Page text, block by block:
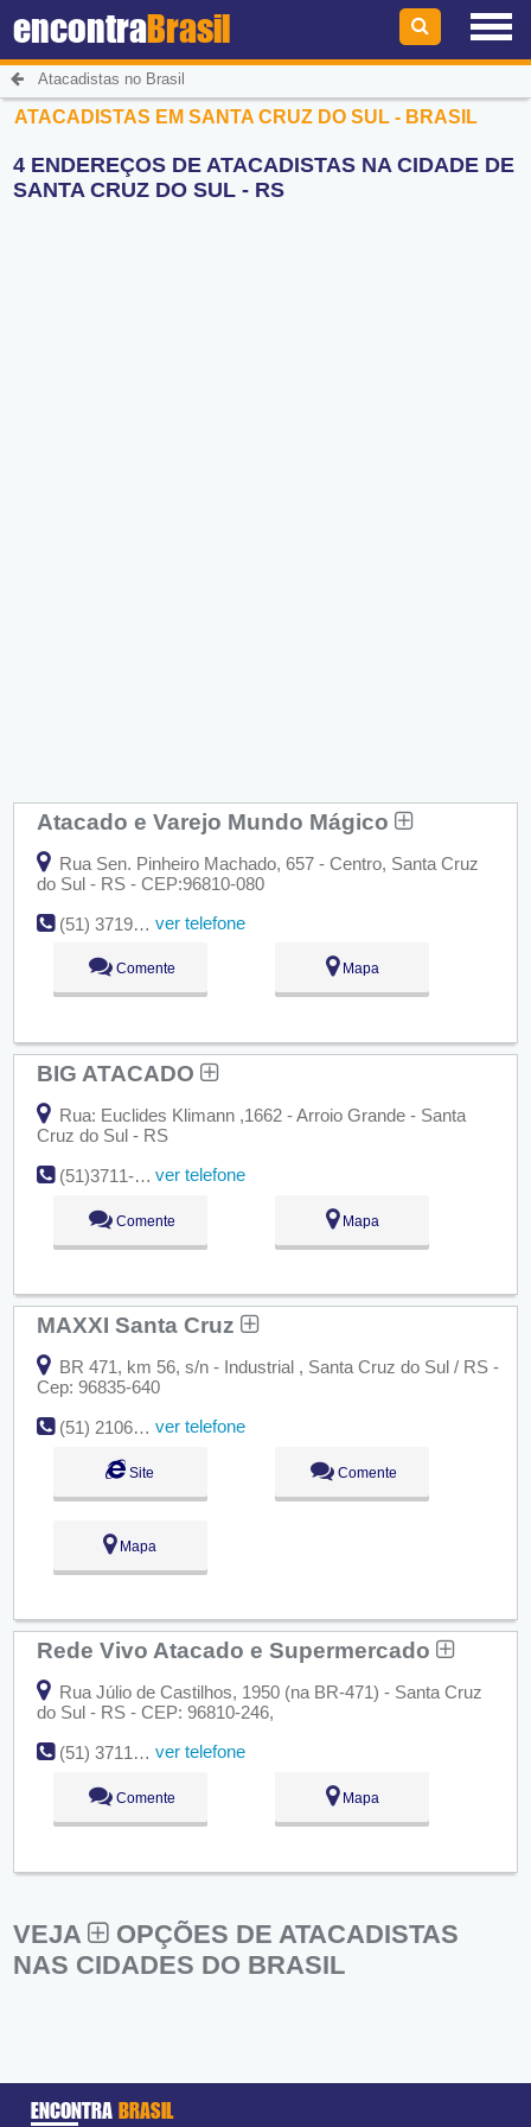
encontraBrasil
Atacadistas no Brasil
ATACADISTAS EM SANTA CRUZ DO SUL - BRASIL
4 ENDEREÇOS DE ATACADISTAS NA CIDADE DE
SANTA CRUZ DO SUL - RS
Atacado e Varejo Mundo Mágico
Rua Sen. Pinheiro Machado, 657 - Centro, Santa Cruz
do Sul - RS - CEP:96810-080
(51) 3719-6518
ver telefone
Comente Mapa
BIG ATACADO
Rua: Euclides Klimann ,1662 - Arroio Grande - Santa
Cruz do Sul - RS
(51)3711-1794
ver telefone
Comente Mapa
MAXXI Santa Cruz
BR 471, km 56, s/n - Industrial , Santa Cruz do Sul / RS -
Cep: 96835-640
(51) 21063330
ver telefone
Site Comente
Mapa
Rede Vivo Atacado e Supermercado
Rua Júlio de Castilhos, 1950 (na BR-471) - Santa Cruz
do Sul - RS - CEP: 96810-246,
(51) 3711-5118
ver telefone
Comente Mapa
VEJA
OPÇÕES DE ATACADISTAS
NAS CIDADES DO BRASIL
ENCONTRA BRASIL